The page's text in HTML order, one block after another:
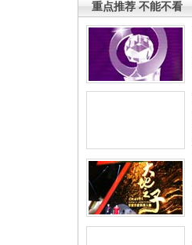
重点推荐 不能不看